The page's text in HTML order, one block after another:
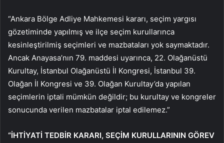
“Ankara Bölge Adliye Mahkemesi kararı, seçim yargısı
gözetiminde yapılmış ve ilçe seçim kurullarınca
kesinleştirilmiş seçimleri ve mazbataları yok saymaktadır.
Ancak Anayasa’nın 79. maddesi uyarınca, 22. Olağanüstü
Kurultay, İstanbul Olağanüstü İl Kongresi, İstanbul 39.
Olağan İl Kongresi ve 39. Olağan Kurultay’da yapılan
seçimlerin iptali mümkün değildir; bu kurultay ve kongreler
sonucunda verilen mazbatalar iptal edilemez.”
“İHTİYATİ TEDBİR KARARI, SEÇİM KURULLARININ GÖREV